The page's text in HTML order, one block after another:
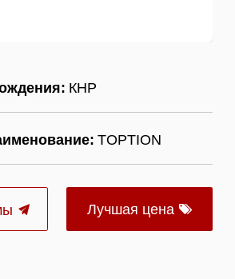
КНР
TOPTION
Лучшая цена